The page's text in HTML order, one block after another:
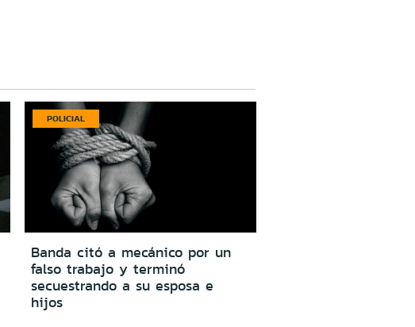
POLICIAL
Banda citó a mecánico por un
falso trabajo y terminó
secuestrando a su esposa e
hijos